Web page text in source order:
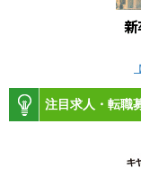
注目求人・転職